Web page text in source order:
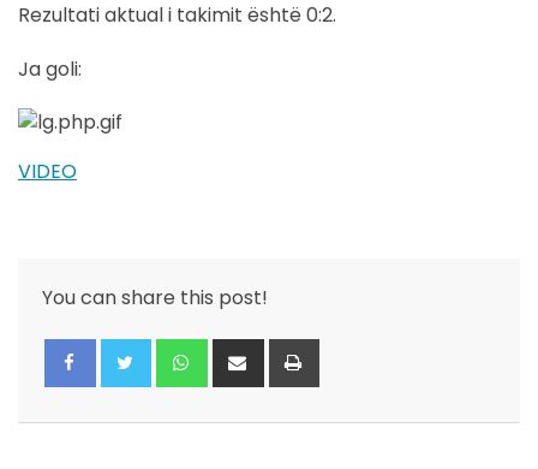
Rezultati aktual i takimit është 0:2.
Ja goli:
VIDEO
You can share this post!
Whatsapp
Share
via